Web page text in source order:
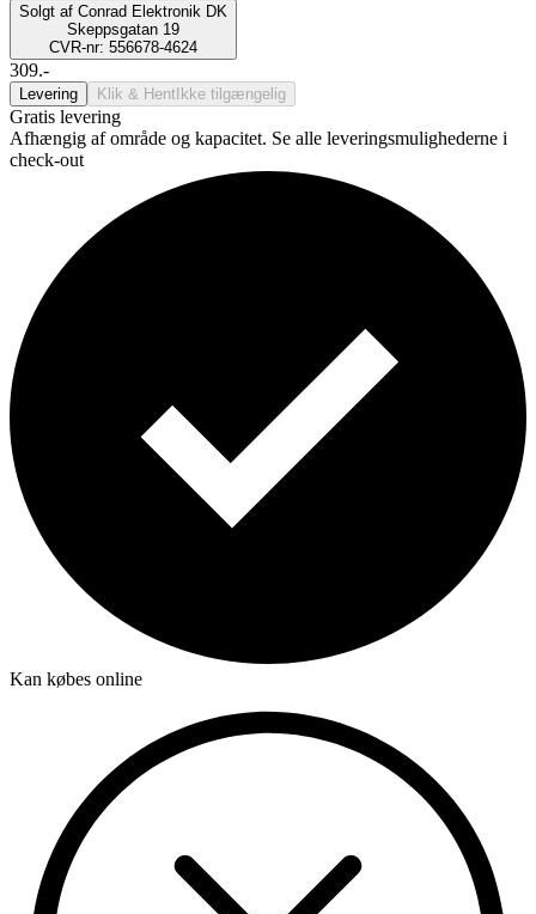
Solgt af Conrad Elektronik DK
Skeppsgatan 19
CVR-nr: 556678-4624
309.-
Levering Klik & Hent Ikke tilgængelig
Gratis levering
Afhængig af område og kapacitet. Se alle leveringsmulighederne i
check-out
Kan købes online